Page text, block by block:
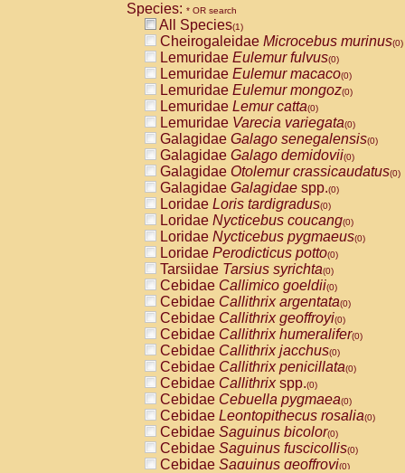
Species: * OR search
All Species(1)
Cheirogaleidae Microcebus murinus(0)
Lemuridae Eulemur fulvus(0)
Lemuridae Eulemur macaco(0)
Lemuridae Eulemur mongoz(0)
Lemuridae Lemur catta(0)
Lemuridae Varecia variegata(0)
Galagidae Galago senegalensis(0)
Galagidae Galago demidovii(0)
Galagidae Otolemur crassicaudatus(0)
Galagidae Galagidae spp.(0)
Loridae Loris tardigradus(0)
Loridae Nycticebus coucang(0)
Loridae Nycticebus pygmaeus(0)
Loridae Perodicticus potto(0)
Tarsiidae Tarsius syrichta(0)
Cebidae Callimico goeldii(0)
Cebidae Callithrix argentata(0)
Cebidae Callithrix geoffroyi(0)
Cebidae Callithrix humeralifer(0)
Cebidae Callithrix jacchus(0)
Cebidae Callithrix penicillata(0)
Cebidae Callithrixspp.(0)
Cebidae Cebuella pygmaea(0)
Cebidae Leontopithecus rosalia(0)
Cebidae Saguinus bicolor(0)
Cebidae Saguinus fuscicollis(0)
Cebidae Saguinus geoffroyi(0)